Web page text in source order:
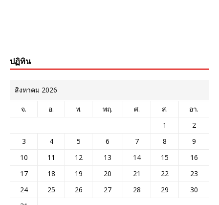
ปฏิทิน
สิงหาคม 2026
จ. อ. พ. พฤ. ศ. ส.
อา.
1
2
3
4 5 6 7 8
9
10
11 12 13 14 15
16
17
18 19 20 21 22
23
24
25 26 27 28 29
30